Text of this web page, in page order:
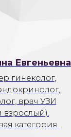
Евгеньевна
гинеколог,
врач УЗИ
взрослый).
категория.